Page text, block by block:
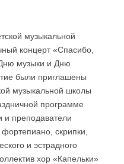
музыкальной
концерт «Спасибо,
музыки и Дню
были приглашены
музыкальной школы
программе
и преподаватели
скрипки,
и эстрадного
хор «Капельки»